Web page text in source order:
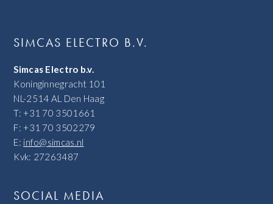
SIMCAS ELECTRO B.V.
Simcas Electro b.v.
Koninginnegracht 101
NL-2514 AL Den Haag
T: +31 70 3501661
F: +31 70 3502279
E: info@simcas.nl
Kvk: 27263487
SOCIAL MEDIA